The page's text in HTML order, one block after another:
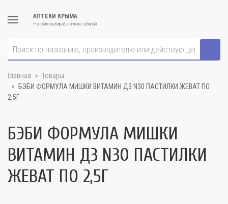
АПТЕКИ КРЫМА
На сайте выбирай, в аптеке забирай
Главная
Товары
БЭБИ ФОРМУЛА МИШКИ ВИТАМИН Д3 N30 ПАСТИЛКИ ЖЕВАТ ПО
2,5Г
БЭБИ ФОРМУЛА МИШКИ
ВИТАМИН Д3 N30 ПАСТИЛКИ
ЖЕВАТ ПО 2,5Г